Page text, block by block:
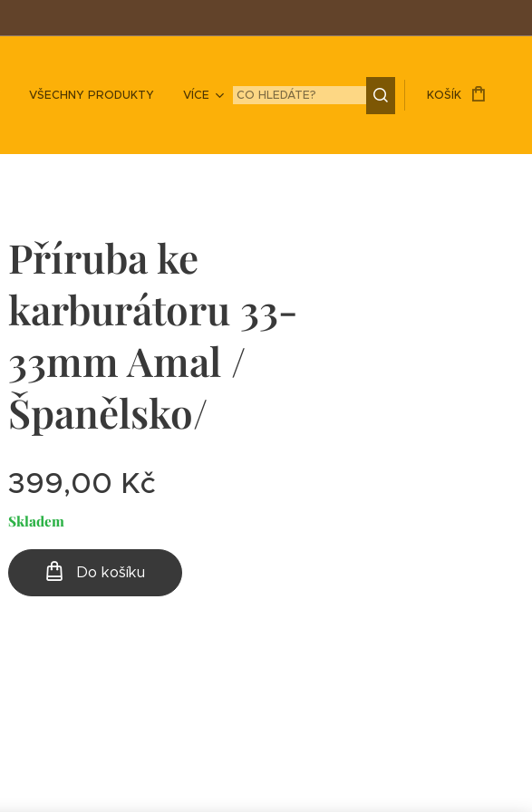
VŠECHNY PRODUKTY VÍCE KOŠÍK
Příruba ke
karburátoru 33-
33mm Amal /
Španělsko/
399,00 Kč
Skladem
Do košíku